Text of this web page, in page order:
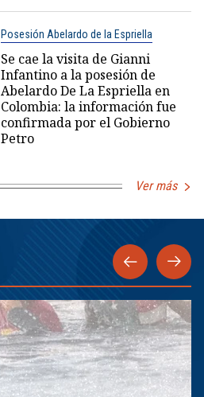
Posesión Abelardo de la Espriella
Se cae la visita de Gianni
Infantino a la posesión de
Abelardo De La Espriella en
Colombia: la información fue
confirmada por el Gobierno
Petro
Ver más